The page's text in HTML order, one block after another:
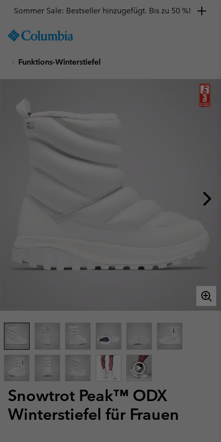
TO
SKIP
MAIN
TO
SEARCH
Sommer Sale: Bestseller hinzugefügt. Bis zu 50 %!
Funktions-Winterstiefel
Snowtrot Peak™ ODX
Winterstiefel für Frauen